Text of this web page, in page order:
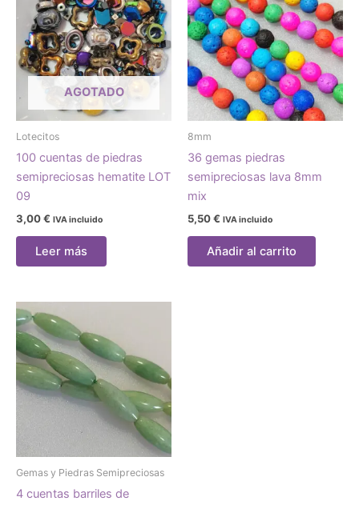
AGOTADO
Lotecitos
100 cuentas de piedras
semipreciosas hematite LOT
09
3,00€ IVA incluido
Leer más
8mm
36 gemas piedras
semipreciosas lava 8mm
mix
5,50€ IVA incluido
Añadir al carrito
Gemas y Piedras Semipreciosas
4 cuentas barriles de